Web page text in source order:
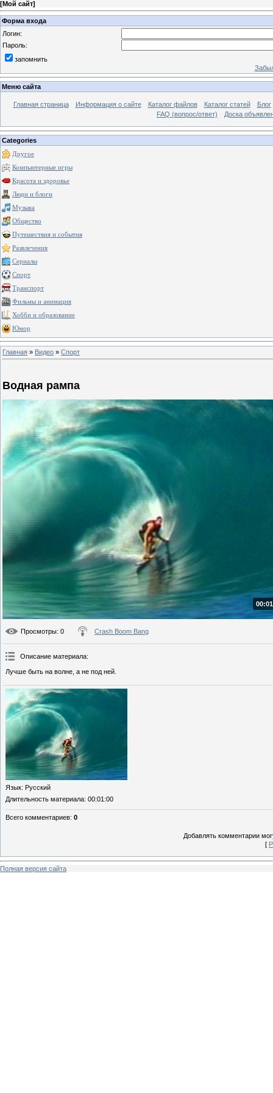
[Мой сайт]
Форма входа
Логин:
Пароль:
запомнить
Меню сайта
Главная страница Информация о сайте Каталог файлов Каталог статей
Блог
FAQ (вопрос/ответ)
Доска
Categories
Другое
Компьютерные игры
Красота и здоровье
Люди и блоги
Музыка
Общество
Путешествия и события
Развлечения
Сериалы
Спорт
Транспорт
Фильмы и анимация
Хобби и образование
Юмор
Главная » Видео » Спорт
Водная рампа
Просмотры: 0 Crash Boom Bang
Описание материала:
Лучше быть на волне, а не под ней.
Язык: Русский
Длительность материала: 00:01:00
Всего комментариев: 0
Добавлять комментарии
[
Полная версия сайта